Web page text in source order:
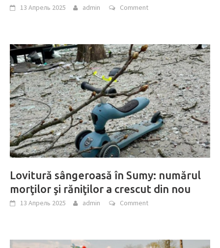
13 Апрель 2025 admin Comment
Lovitură sângeroasă în Sumy: numărul
morţilor şi răniţilor a crescut din nou
13 Апрель 2025 admin Comment